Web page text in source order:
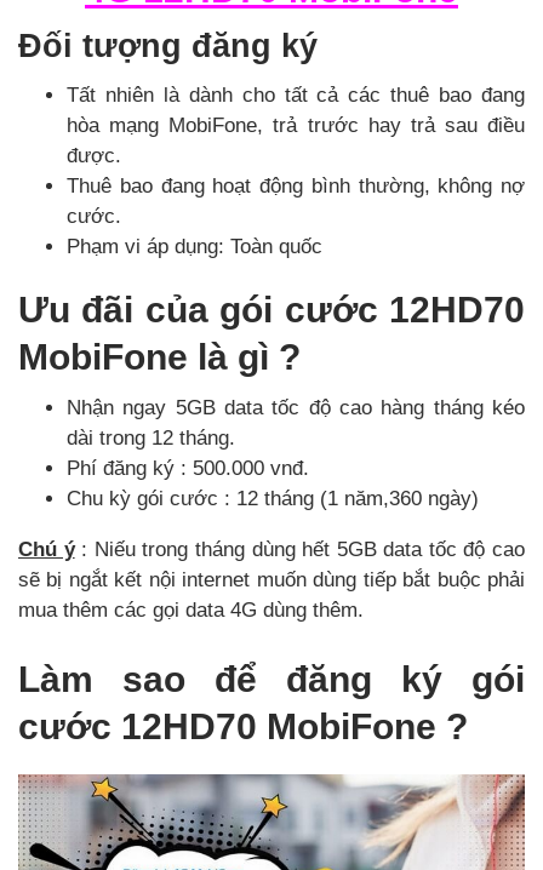
Đối tượng đăng ký
Tất nhiên là dành cho tất cả các thuê bao đang
hòa mạng MobiFone, trả trước hay trả sau điều
được.
Thuê bao đang hoạt động bình thường, không nợ
cước.
Phạm vi áp dụng: Toàn quốc
Ưu đãi của gói cước 12HD70
MobiFone là gì ?
Nhận ngay 5GB data tốc độ cao hàng tháng kéo
dài trong 12 tháng.
Phí đăng ký : 500.000 vnđ.
Chu kỳ gói cước : 12 tháng (1 năm,360 ngày)
Chú ý: Niếu trong tháng dùng hết 5GB data tốc độ cao
sẽ bị ngắt kết nội internet muốn dùng tiếp bắt buộc phải
mua thêm các gọi data 4G dùng thêm.
Làm sao để đăng ký gói
cước 12HD70 MobiFone ?